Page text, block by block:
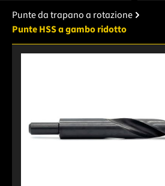
Punte da trapano a rotazione
Punte HSS a gambo ridotto